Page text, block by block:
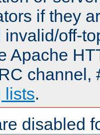
if they
off-
Apache
channel,
lists.
disabled